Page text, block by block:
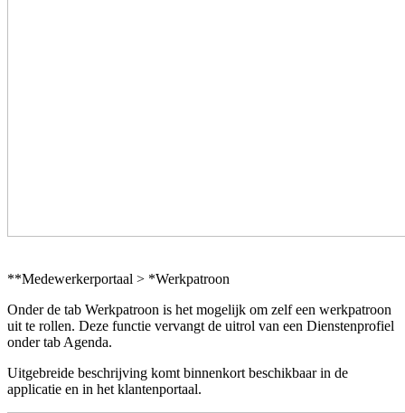
**Medewerkerportaal > *Werkpatroon
Onder de tab Werkpatroon is het mogelijk om zelf een werkpatroon
uit te rollen. Deze functie vervangt de uitrol van een Dienstenprofiel
onder tab Agenda.
Uitgebreide beschrijving komt binnenkort beschikbaar in de
applicatie en in het klantenportaal.